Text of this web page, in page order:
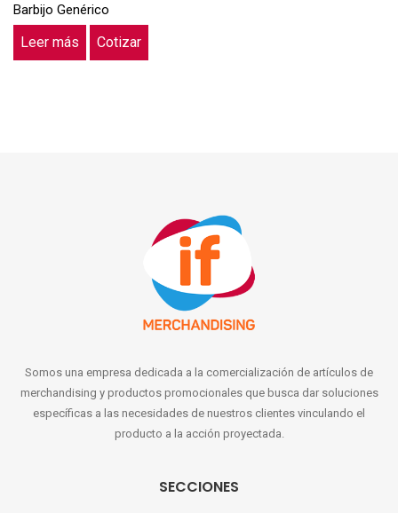
Barbijo Genérico
Leer más Cotizar
Somos una empresa dedicada a la comercialización de artículos de
merchandising y productos promocionales que busca dar soluciones
específicas a las necesidades de nuestros clientes vinculando el
producto a la acción proyectada.
SECCIONES